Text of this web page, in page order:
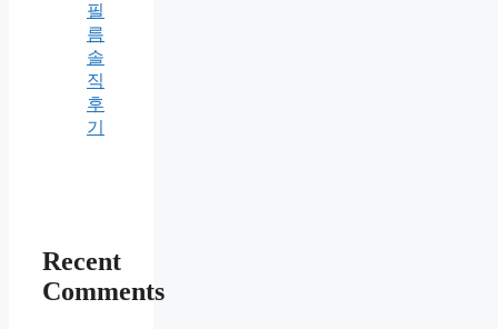
필
름
솔
직
후
기
Recent
Comments